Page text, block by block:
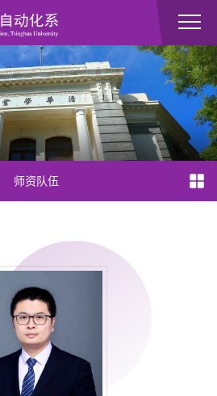
师资队伍